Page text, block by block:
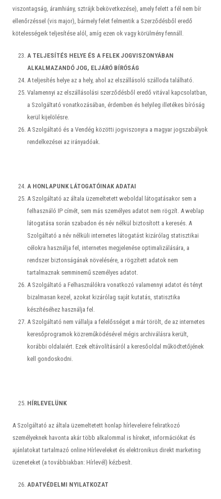
viszontagság, áramhiány, sztrájk bekövetkezése), amely felett a fél nem bír
ellenőrzéssel (vis major), bármely felet felmentik a Szerződésből eredő
kötelességeik teljesítése alól, amíg ezen ok vagy körülmény fennáll.
A TELJESÍTÉS HELYE ÉS A FELEK JOGVISZONYÁBAN
ALKALMAZANDÓ JOG, ELJÁRÓ BÍRÓSÁG
A teljesítés helye az a hely, ahol az elszállásoló szálloda található.
Valamennyi az elszállásolási szerződésből eredő vitával kapcsolatban,
a Szolgáltató vonatkozásában, érdemben és helyileg illetékes bíróság
kerül kijelölésre.
A Szolgáltató és a Vendég közötti jogviszonyra a magyar jogszabályok
rendelkezései az irányadóak.
A HONLAPUNK LÁTOGATÓINAK ADATAI
A Szolgáltató az általa üzemeltetett weboldal látogatásakor sem a
felhasználó IP címét, sem más személyes adatot nem rögzít. A weblap
látogatása során szabadon és név nélkül biztosított a keresés. A
Szolgáltató a név nélküli internetes látogatást kizárólag statisztikai
célokra használja fel, internetes megjelenése optimalizálására, a
rendszer biztonságának növelésére, a rögzített adatok nem
tartalmaznak semminemű személyes adatot.
A Szolgáltató a Felhasználókra vonatkozó valamennyi adatot és tényt
bizalmasan kezel, azokat kizárólag saját kutatás, statisztika
készítéséhez használja fel.
A Szolgáltató nem vállalja a felelősséget a már törölt, de az internetes
keresőprogramok közreműködésével mégis archiválásra került,
korábbi oldalaiért. Ezek eltávolításáról a keresőoldal működtetőjének
kell gondoskodni.
HÍRLEVELÜNK
A Szolgáltató az általa üzemeltetett honlap hírleveleire feliratkozó
személyeknek havonta akár több alkalommal is híreket, információkat és
ajánlatokat tartalmazó online Hírleveleket és elektronikus direkt marketing
üzeneteket (a továbbiakban: Hírlevél) kézbesít.
ADATVÉDELMI NYILATKOZAT